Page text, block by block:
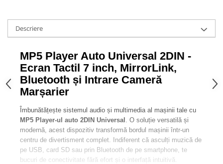
Descriere
MP5 Player Auto Universal 2DIN -
Ecran Tactil 7 inch, MirrorLink,
Bluetooth și Intrare Cameră
Marșarier
Îmbunătățește sistemul audio și multimedia al mașinii tale cu
MP5 Player-ul auto 2DIN Universal
. O soluție versatilă și
modernă, acest dispozitiv transformă bordul mașinii într-un
centru de divertisment complet. Indiferent că asculți muzică de
pe USB, card SD sau prin Bluetooth de pe smartphone, te
bucuri de conectivitate fără efort și o interfață intuitivă.